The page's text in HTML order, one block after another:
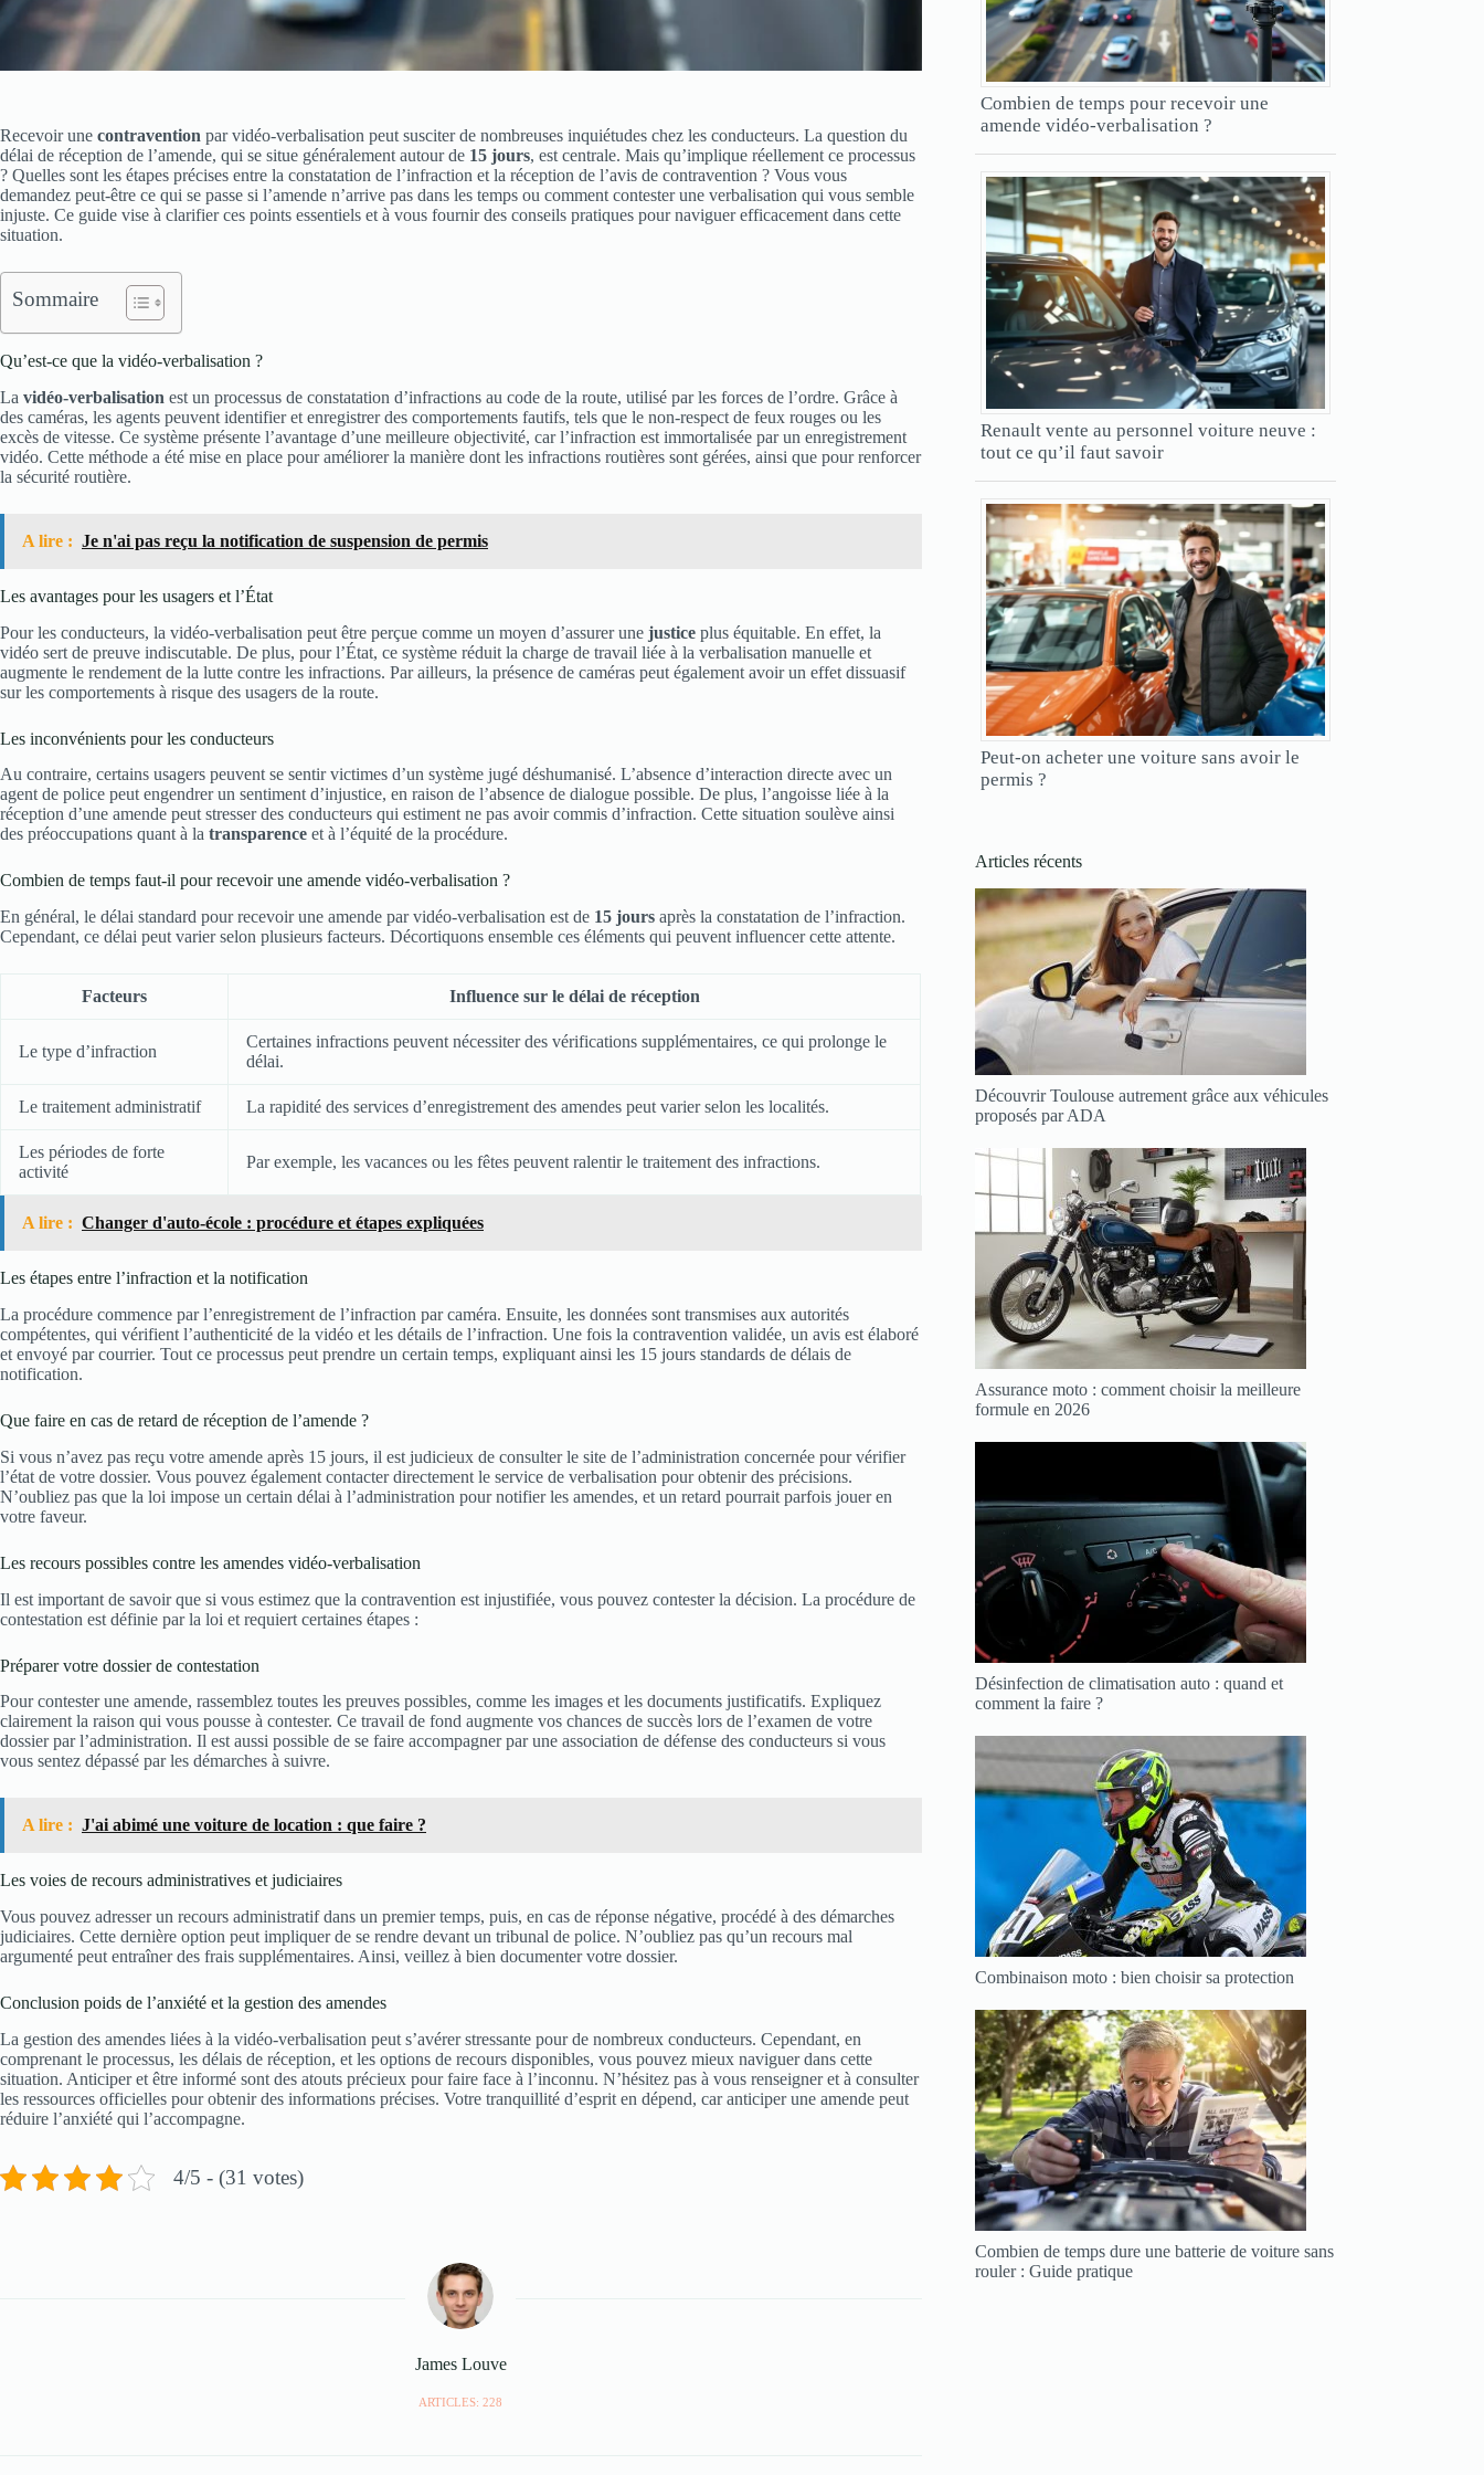
Recevoir une contravention par vidéo-verbalisation peut susciter de nombreuses inquiétudes chez les conducteurs. La question du
délai de réception de l’amende, qui se situe généralement autour de 15 jours, est centrale. Mais qu’implique réellement ce processus
? Quelles sont les étapes précises entre la constatation de l’infraction et la réception de l’avis de contravention ? Vous vous
demandez peut-être ce qui se passe si l’amende n’arrive pas dans les temps ou comment contester une verbalisation qui vous semble
injuste. Ce guide vise à clarifier ces points essentiels et à vous fournir des conseils pratiques pour naviguer efficacement dans cette
situation.
Sommaire
Qu’est-ce que la vidéo-verbalisation ?
La vidéo-verbalisation est un processus de constatation d’infractions au code de la route, utilisé par les forces de l’ordre. Grâce à
des caméras, les agents peuvent identifier et enregistrer des comportements fautifs, tels que le non-respect de feux rouges ou les
excès de vitesse. Ce système présente l’avantage d’une meilleure objectivité, car l’infraction est immortalisée par un enregistrement
vidéo. Cette méthode a été mise en place pour améliorer la manière dont les infractions routières sont gérées, ainsi que pour renforcer
la sécurité routière.
A lire : Je n'ai pas reçu la notification de suspension de permis
Les avantages pour les usagers et l’État
Pour les conducteurs, la vidéo-verbalisation peut être perçue comme un moyen d’assurer une justice plus équitable. En effet, la
vidéo sert de preuve indiscutable. De plus, pour l’État, ce système réduit la charge de travail liée à la verbalisation manuelle et
augmente le rendement de la lutte contre les infractions. Par ailleurs, la présence de caméras peut également avoir un effet dissuasif
sur les comportements à risque des usagers de la route.
Les inconvénients pour les conducteurs
Au contraire, certains usagers peuvent se sentir victimes d’un système jugé déshumanisé. L’absence d’interaction directe avec un
agent de police peut engendrer un sentiment d’injustice, en raison de l’absence de dialogue possible. De plus, l’angoisse liée à la
réception d’une amende peut stresser des conducteurs qui estiment ne pas avoir commis d’infraction. Cette situation soulève ainsi
des préoccupations quant à la transparence et à l’équité de la procédure.
Combien de temps faut-il pour recevoir une amende vidéo-verbalisation ?
En général, le délai standard pour recevoir une amende par vidéo-verbalisation est de 15 jours après la constatation de l’infraction.
Cependant, ce délai peut varier selon plusieurs facteurs. Décortiquons ensemble ces éléments qui peuvent influencer cette attente.
Facteurs Influence sur le délai de réception
Le type d’infraction
Certaines infractions peuvent nécessiter des vérifications supplémentaires, ce qui prolonge le
délai.
Le traitement administratif La rapidité des services d’enregistrement des amendes peut varier selon les localités.
Les périodes de forte
activité
Par exemple, les vacances ou les fêtes peuvent ralentir le traitement des infractions.
A lire : Changer d'auto-école : procédure et étapes expliquées
Les étapes entre l’infraction et la notification
La procédure commence par l’enregistrement de l’infraction par caméra. Ensuite, les données sont transmises aux autorités
compétentes, qui vérifient l’authenticité de la vidéo et les détails de l’infraction. Une fois la contravention validée, un avis est élaboré
et envoyé par courrier. Tout ce processus peut prendre un certain temps, expliquant ainsi les 15 jours standards de délais de
notification.
Que faire en cas de retard de réception de l’amende ?
Si vous n’avez pas reçu votre amende après 15 jours, il est judicieux de consulter le site de l’administration concernée pour vérifier
l’état de votre dossier. Vous pouvez également contacter directement le service de verbalisation pour obtenir des précisions.
N’oubliez pas que la loi impose un certain délai à l’administration pour notifier les amendes, et un retard pourrait parfois jouer en
votre faveur.
Les recours possibles contre les amendes vidéo-verbalisation
Il est important de savoir que si vous estimez que la contravention est injustifiée, vous pouvez contester la décision. La procédure de
contestation est définie par la loi et requiert certaines étapes :
Préparer votre dossier de contestation
Pour contester une amende, rassemblez toutes les preuves possibles, comme les images et les documents justificatifs. Expliquez
clairement la raison qui vous pousse à contester. Ce travail de fond augmente vos chances de succès lors de l’examen de votre
dossier par l’administration. Il est aussi possible de se faire accompagner par une association de défense des conducteurs si vous
vous sentez dépassé par les démarches à suivre.
A lire : J'ai abimé une voiture de location : que faire ?
Les voies de recours administratives et judiciaires
Vous pouvez adresser un recours administratif dans un premier temps, puis, en cas de réponse négative, procédé à des démarches
judiciaires. Cette dernière option peut impliquer de se rendre devant un tribunal de police. N’oubliez pas qu’un recours mal
argumenté peut entraîner des frais supplémentaires. Ainsi, veillez à bien documenter votre dossier.
Conclusion poids de l’anxiété et la gestion des amendes
La gestion des amendes liées à la vidéo-verbalisation peut s’avérer stressante pour de nombreux conducteurs. Cependant, en
comprenant le processus, les délais de réception, et les options de recours disponibles, vous pouvez mieux naviguer dans cette
situation. Anticiper et être informé sont des atouts précieux pour faire face à l’inconnu. N’hésitez pas à vous renseigner et à consulter
les ressources officielles pour obtenir des informations précises. Votre tranquillité d’esprit en dépend, car anticiper une amende peut
réduire l’anxiété qui l’accompagne.
4/5 - (31 votes)
James Louve
ARTICLES: 228
Combien de temps pour recevoir une
amende vidéo-verbalisation ?
Renault vente au personnel voiture neuve :
tout ce qu’il faut savoir
Peut-on acheter une voiture sans avoir le
permis ?
Articles récents
Découvrir Toulouse autrement grâce aux véhicules
proposés par ADA
Assurance moto : comment choisir la meilleure
formule en 2026
Désinfection de climatisation auto : quand et
comment la faire ?
Combinaison moto : bien choisir sa protection
Combien de temps dure une batterie de voiture sans
rouler : Guide pratique